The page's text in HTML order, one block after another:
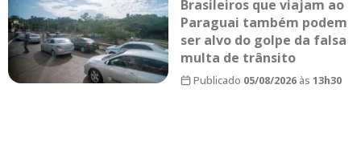
Brasileiros que viajam ao
Paraguai também podem
ser alvo do golpe da falsa
multa de trânsito
Publicado 05/08/2026às 13h30